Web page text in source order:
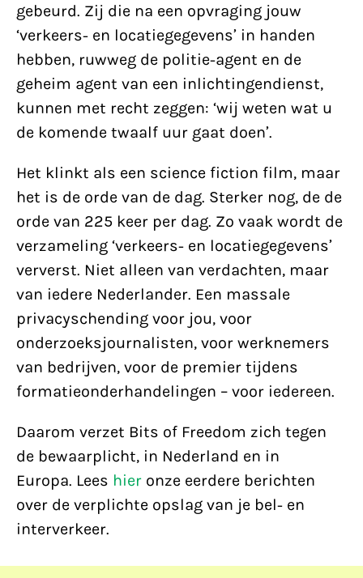
gebeurd. Zij die na een opvraging jouw
‘verkeers- en locatiegegevens’ in handen
hebben, ruwweg de politie-agent en de
geheim agent van een inlichtingendienst,
kunnen met recht zeggen: ‘wij weten wat u
de komende twaalf uur gaat doen’.
Het klinkt als een science fiction film, maar
het is de orde van de dag. Sterker nog, de de
orde van 225 keer per dag. Zo vaak wordt de
verzameling ‘verkeers- en locatiegegevens’
ververst. Niet alleen van verdachten, maar
van iedere Nederlander. Een massale
privacyschending voor jou, voor
onderzoeksjournalisten, voor werknemers
van bedrijven, voor de premier tijdens
formatieonderhandelingen – voor iedereen.
Daarom verzet Bits of Freedom zich tegen
de bewaarplicht, in Nederland en in
Europa. Lees hier onze eerdere berichten
over de verplichte opslag van je bel- en
interverkeer.